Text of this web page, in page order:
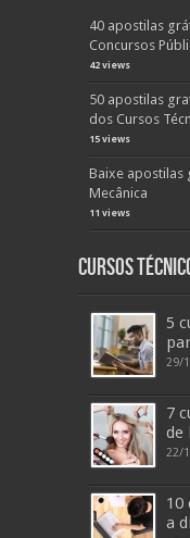
40 apostilas
Concursos
42 views
50 apostilas
dos Cursos
15 views
Baixe apostilas
Mecânica
11 views
Cursos
5
29/
7
de
22/
10
a